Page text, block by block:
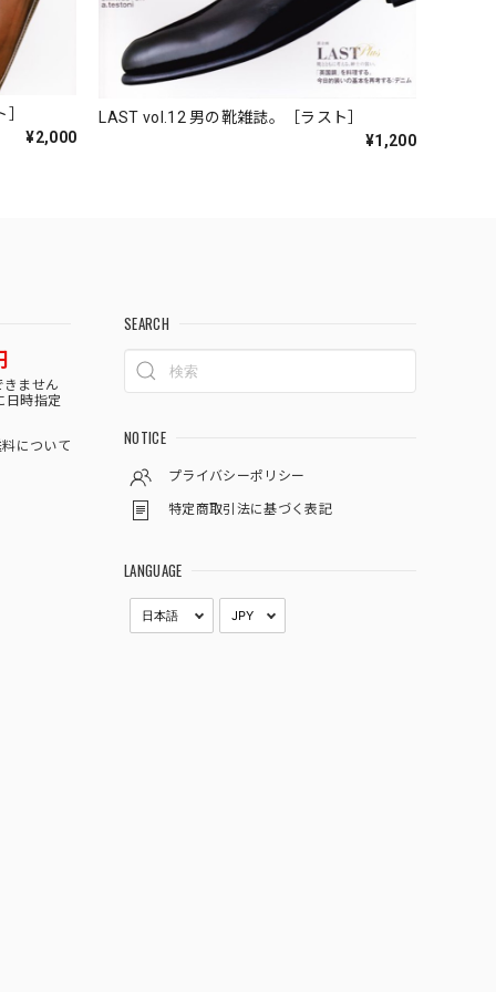
］
¥2,000
LAST vol.12 男の靴雑誌。［ラスト］
¥1,200
きません
日時指定
について
SEARCH
NOTICE
プライバシーポリシー
特定商取引法に基づく表記
LANGUAGE